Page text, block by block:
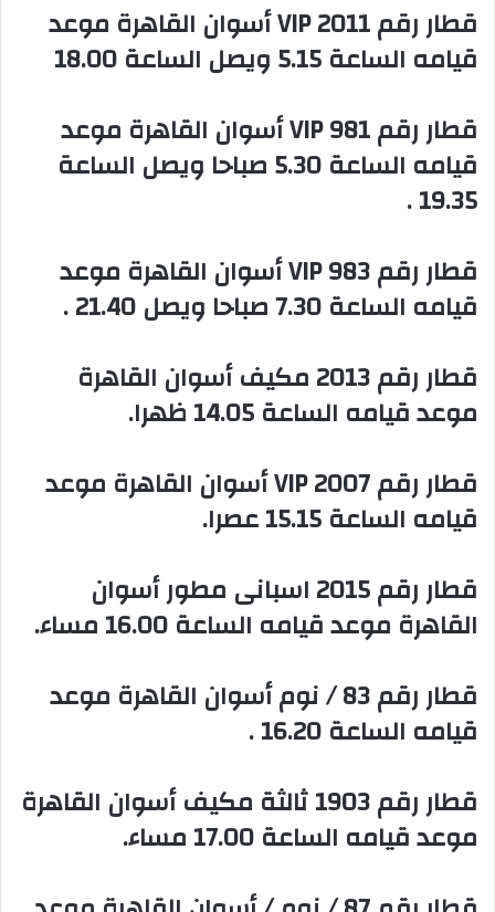
‏قطار رقم 2011 VIP أسوان القاهرة موعد
قيامه الساعة 5.15 ويصل الساعة 18.00
‏قطار رقم 981 VIP أسوان القاهرة موعد
قيامه الساعة 5.30 صباحا ويصل الساعة
19.35 .
‏قطار رقم 983 VIP أسوان القاهرة موعد
قيامه الساعة 7.30 صباحا ويصل 21.40 .
‏قطار رقم 2013 مكيف أسوان القاهرة
موعد قيامه الساعة 14.05 ظهرا.
‏قطار رقم 2007 VIP أسوان القاهرة موعد
قيامه الساعة 15.15 عصرا.
‏قطار رقم 2015 اسبانى مطور أسوان
القاهرة موعد قيامه الساعة 16.00 مساء.
‏قطار رقم 83 / نوم أسوان القاهرة موعد
قيامه الساعة 16.20 .
‏قطار رقم 1903 ثالثة مكيف أسوان القاهرة
موعد قيامه الساعة 17.00 مساء.